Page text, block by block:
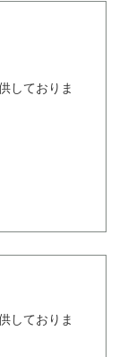
しておりま
しておりま